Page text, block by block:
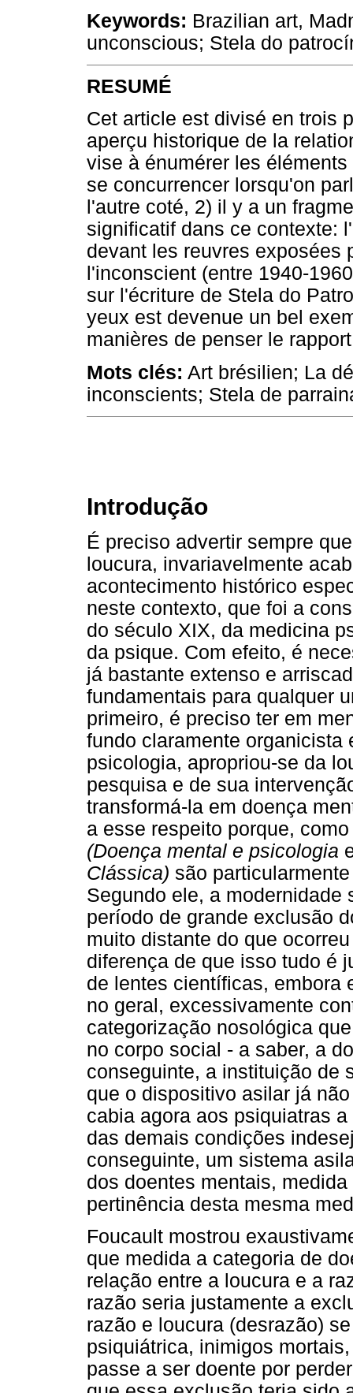
Keywords: Brazilian art,
unconscious; Stela do
RESUMÉ
Cet article est divisé en trois
aperçu historique de la
vise à énumérer les
se concurrencer lorsqu'on
l'autre coté, 2) il y a un
significatif dans ce contexte:
devant les reuvres exposées
l'inconscient (entre 1940-
sur l'écriture de Stela do
yeux est devenue un bel
manières de penser le
Mots clés: Art brésilien; La
inconscients; Stela de
Introdução
É preciso advertir sempre
loucura, invariavelmente
acontecimento histórico
neste contexto, que foi a
do século XIX, da medicina
da psique. Com efeito, é
já bastante extenso e
fundamentais para qualquer
primeiro, é preciso ter em
fundo claramente organicista
psicologia, apropriou-se da
pesquisa e de sua
transformá-la em doença
a esse respeito porque,
(Doença mental e psicologia
Clássica) são
Segundo ele, a modernidade
período de grande exclusão
muito distante do que
diferença de que isso tudo é
de lentes científicas, embora
no geral, excessivamente
categorização nosológica
no corpo social - a saber, a
conseguinte, a instituição de
que o dispositivo asilar já
cabia agora aos psiquiatras
das demais condições
conseguinte, um sistema
dos doentes mentais,
pertinência desta mesma
Foucault mostrou
que medida a categoria de
relação entre a loucura e a
razão seria justamente a
razão e loucura (desrazão)
psiquiátrica, inimigos
passe a ser doente por